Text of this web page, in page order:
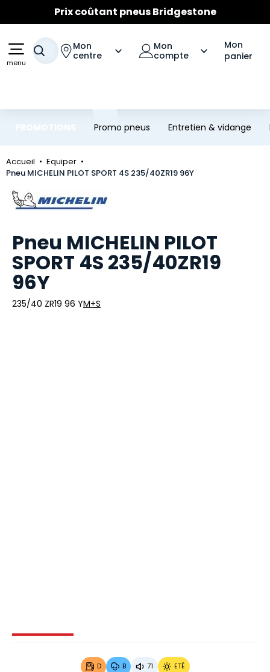
Aller au contenu principal
Aller à la navigation
Prix coûtant pneus Bridgestone
🔥Extincteur :réflexe sécurité🔥
Jusqu'à 120€ remboursés
menu
Votre recherche
Mon
centre
Mon
compte
Mon
panier
Promo pneus Entretien & vidange
Accueil
Equiper
Pneu MICHELIN PILOT SPORT 4S 235/40ZR19 96Y
Marque
Pneu MICHELIN PILOT
SPORT 4S 235/40ZR19
96Y
235/40 ZR19 96 YM+S
Image 1 sur 4
D B 71 ETÉ